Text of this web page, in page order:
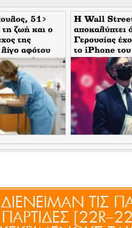
51>
ζωή και ο
της
αφότου
Ανδρέας
Mέρα25
H Wall
αποκαλύπτει
Γερουσίας
το iPhone
περίοδο της
σημαίνει
Σωτήρη
ΤΙΣ
ΠΑΡΤΙΔΕΣ